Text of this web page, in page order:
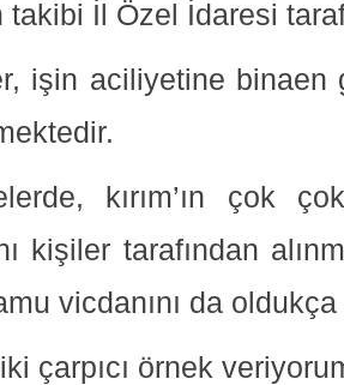
İl Özel İdaresi
işin aciliyetine binaen
kırım’ın çok
kişiler tarafından
vicdanını da
çarpıcı örnek